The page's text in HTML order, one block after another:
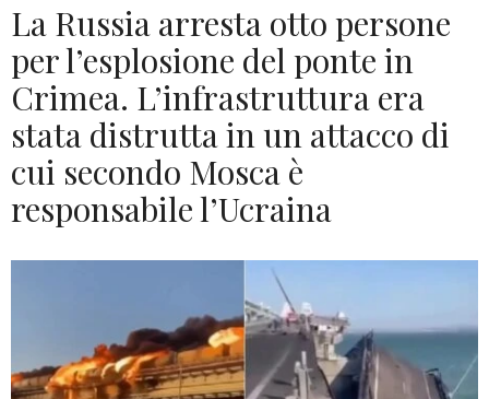
La Russia arresta otto persone
per l’esplosione del ponte in
Crimea. L’infrastruttura era
stata distrutta in un attacco di
cui secondo Mosca è
responsabile l’Ucraina